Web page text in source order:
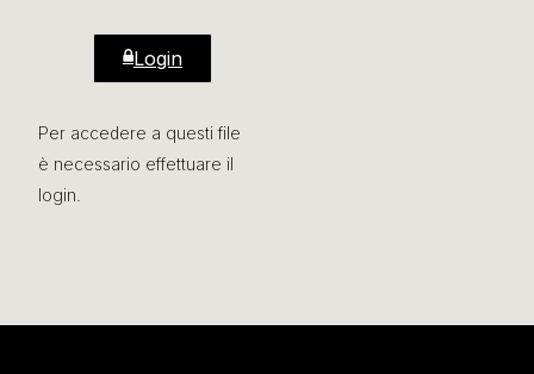
Login
Per accedere a questi file
è necessario effettuare il
login.